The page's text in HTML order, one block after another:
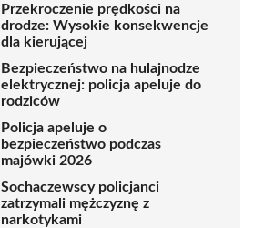
Przekroczenie prędkości na
drodze: Wysokie konsekwencje
dla kierującej
Bezpieczeństwo na hulajnodze
elektrycznej: policja apeluje do
rodziców
Policja apeluje o
bezpieczeństwo podczas
majówki 2026
Sochaczewscy policjanci
zatrzymali mężczyznę z
narkotykami